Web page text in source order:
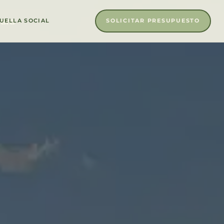
SOCIAL SOLICITAR PRESUPUESTO